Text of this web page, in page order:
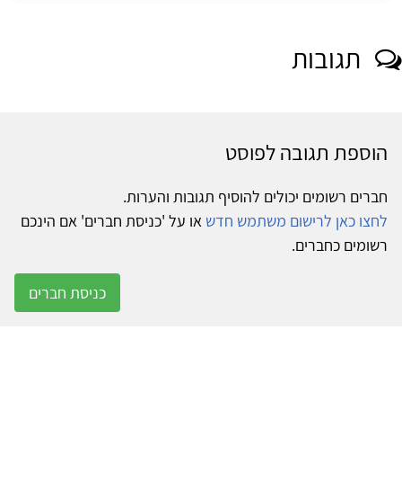
תגובות
הוספת תגובה לפוסט
חברים רשומים יכולים להוסיף תגובות והערות.
לחצו כאן לרישום משתמש חדש או על 'כניסת חברים' אם הינכם
רשומים כחברים.
כניסת חברים